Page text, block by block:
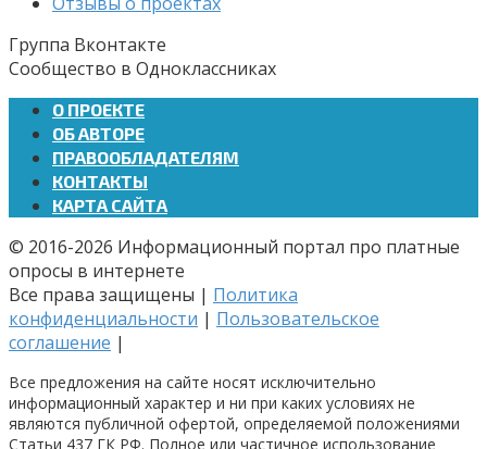
Группа Вконтакте
Сообщество в Одноклассниках
О ПРОЕКТЕ
ОБ АВТОРЕ
ПРАВООБЛАДАТЕЛЯМ
КОНТАКТЫ
КАРТА САЙТА
© 2016-2026 Информационный портал про платные
опросы в интернете
Все права защищены | Политика
конфиденциальности | Пользовательское
соглашение |
Все предложения на сайте носят исключительно
информационный характер и ни при каких условиях не
являются публичной офертой, определяемой положениями
Статьи 437 ГК РФ. Полное или частичное использование